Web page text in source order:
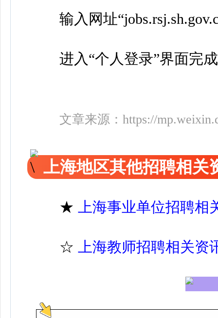
输入网址
进入“个人登录”界面完
文章来源： https://
上海地区其他招聘相关
★ 上海事业单位招聘相
☆ 上海教师招聘相关资